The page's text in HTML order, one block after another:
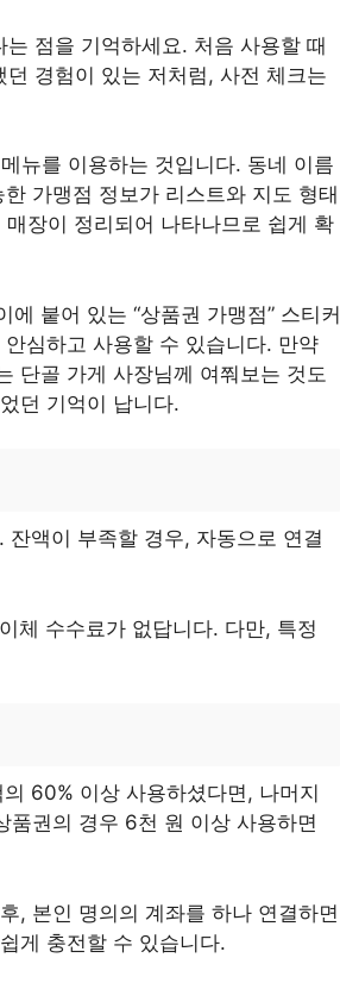
점을 기억하세요. 처음 사용할 때
경험이 있는 저처럼, 사전 체크는
뉴를 이용하는 것입니다. 동네 이름
가맹점 정보가 리스트와 지도 형태
매장이 정리되어 나타나므로 쉽게 확
붙어 있는 “상품권 가맹점” 스티커
심하고 사용할 수 있습니다. 만약
단골 가게 사장님께 여쭤보는 것도
던 기억이 납니다.
액이 부족할 경우, 자동으로 연결
체 수수료가 없답니다. 다만, 특정
60% 이상 사용하셨다면, 나머지
품권의 경우 6천 원 이상 사용하면
, 본인 명의의 계좌를 하나 연결하면
게 충전할 수 있습니다.